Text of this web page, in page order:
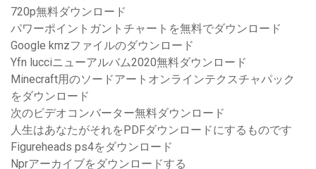
720p無料ダウンロード
パワーポイントガントチャートを無料でダウンロード
Google kmzファイルのダウンロード
Yfn lucciニューアルバム2020無料ダウンロード
Minecraft用のソードアートオンラインテクスチャパック
をダウンロード
次のビデオコンバーター無料ダウンロード
人生はあなたがそれをPDFダウンロードにするものです
Figureheads ps4をダウンロード
Nprアーカイブをダウンロードする